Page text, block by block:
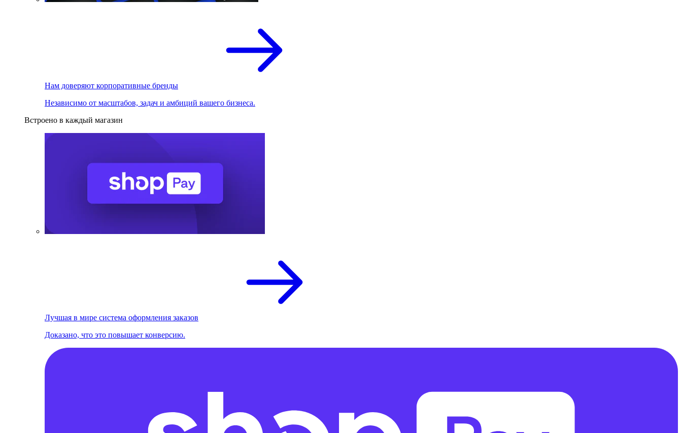
Нам доверяют корпоративные бренды
Независимо от масштабов, задач и амбиций вашего бизнеса.
Встроено в каждый магазин
Лучшая в мире система оформления заказов
Доказано, что это повышает конверсию.